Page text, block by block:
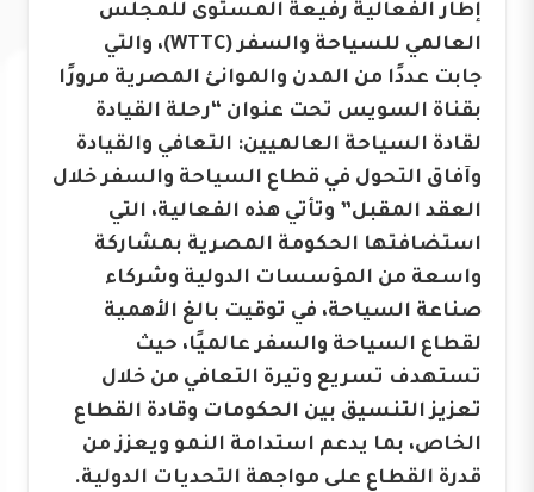
إطار الفعالية رفيعة المستوى للمجلس
العالمي للسياحة والسفر (WTTC)، والتي
جابت عددًا من المدن والموانئ المصرية مرورًا
بقناة السويس تحت عنوان “رحلة القيادة
لقادة السياحة العالميين: التعافي والقيادة
وآفاق التحول في قطاع السياحة والسفر خلال
العقد المقبل” وتأتي هذه الفعالية، التي
استضافتها الحكومة المصرية بمشاركة
واسعة من المؤسسات الدولية وشركاء
صناعة السياحة، في توقيت بالغ الأهمية
لقطاع السياحة والسفر عالميًا، حيث
تستهدف تسريع وتيرة التعافي من خلال
تعزيز التنسيق بين الحكومات وقادة القطاع
الخاص، بما يدعم استدامة النمو ويعزز من
قدرة القطاع على مواجهة التحديات الدولية.